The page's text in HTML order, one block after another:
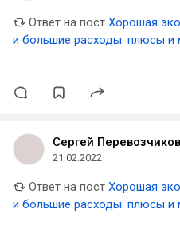
Ответ на пост Хорошая
и большие расходы: плюсы и
Сергей Перевозчиков
21.02.2022
Ответ на пост Хорошая
и большие расходы: плюсы и